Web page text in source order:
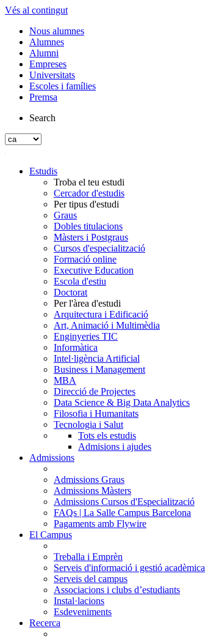
Vés al contingut
Nous alumnes
Alumnes
Alumni
Empreses
Universitats
Escoles i famílies
Premsa
Search
Estudis
Troba el teu estudi
Cercador d'estudis
Per tipus d'estudi
Graus
Dobles titulacions
Màsters i Postgraus
Cursos d'especialització
Formació online
Executive Education
Escola d'estiu
Doctorat
Per l'àrea d'estudi
Arquitectura i Edificació
Art, Animació i Multimèdia
Enginyeries TIC
Informàtica
Intel·ligència Artificial
Business i Management
MBA
Direcció de Projectes
Data Science & Big Data Analytics
Filosofia i Humanitats
Tecnologia i Salut
Tots els estudis
Admisions i ajudes
Admissions
Admissions Graus
Admissions Màsters
Admissions Cursos d'Especialització
FAQs | La Salle Campus Barcelona
Pagaments amb Flywire
El Campus
Treballa i Emprèn
Serveis d'informació i gestió acadèmica
Serveis del campus
Associacions i clubs d’estudiants
Instal·lacions
Esdeveniments
Recerca